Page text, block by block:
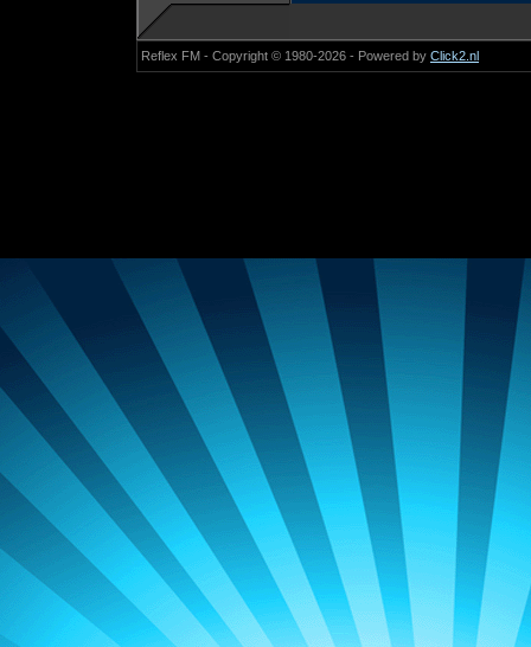
Reflex FM - Copyright © 1980-2026 - Powered by Click2.nl